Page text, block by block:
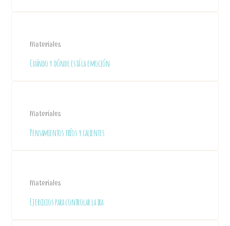
Materiales
Cuándo y dónde está la emoción
Materiales
Pensamientos fríos y calientes
Materiales
Ejercicios para controlar la ira.